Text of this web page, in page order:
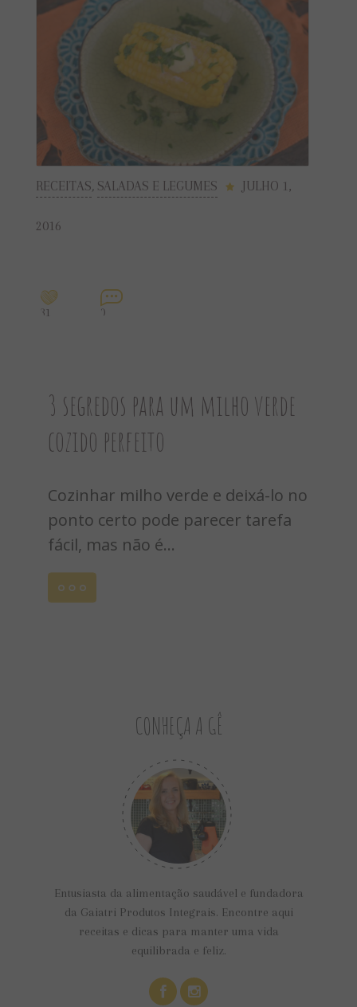
RECEITAS SALADAS E LEGUMES JULHO 1,
2016
31 0
3 segredos para um milho verde
cozido perfeito
Cozinhar milho verde e deixá-lo no
ponto certo pode parecer tarefa
fácil, mas não é...
CONHEÇA A GÊ
Entusiasta da alimentação saudável e fundadora
da Gaiatri Produtos Integrais. Encontre aqui
receitas e dicas para manter uma vida
equilibrada e feliz.